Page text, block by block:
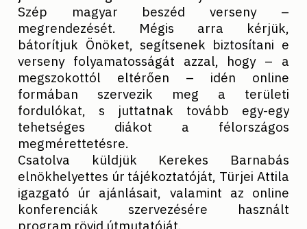
Szép magyar beszéd verseny –
megrendezését. Mégis arra kérjük,
bátorítjuk Önöket, segítsenek biztosítani e
verseny folyamatosságát azzal, hogy – a
megszokottól eltérően – idén online
formában szervezik meg a területi
fordulókat, s juttatnak tovább egy-egy
tehetséges diákot a félországos
megmérettetésre.
Csatolva küldjük Kerekes Barnabás
elnökhelyettes úr tájékoztatóját, Türjei Attila
igazgató úr ajánlásait, valamint az online
konferenciák szervezésére használt
program rövid útmutatóját.